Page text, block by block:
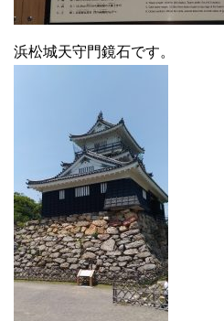
浜松城天守門鏡石です。